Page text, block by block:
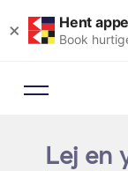
× Hent
Book
Lej en